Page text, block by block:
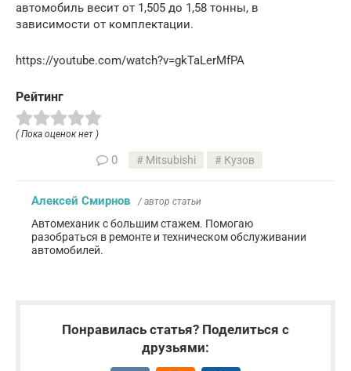
автомобиль весит от 1,505 до 1,58 тонны, в
зависимости от комплектации.
https://youtube.com/watch?v=gkTaLerMfPA
Рейтинг
( Пока оценок нет )
0 Mitsubishi Кузов
Алексей Смирнов / автор статьи
Автомеханик с большим стажем. Помогаю
разобраться в ремонте и техническом обслуживании
автомобилей.
Понравилась статья? Поделиться с
друзьями: